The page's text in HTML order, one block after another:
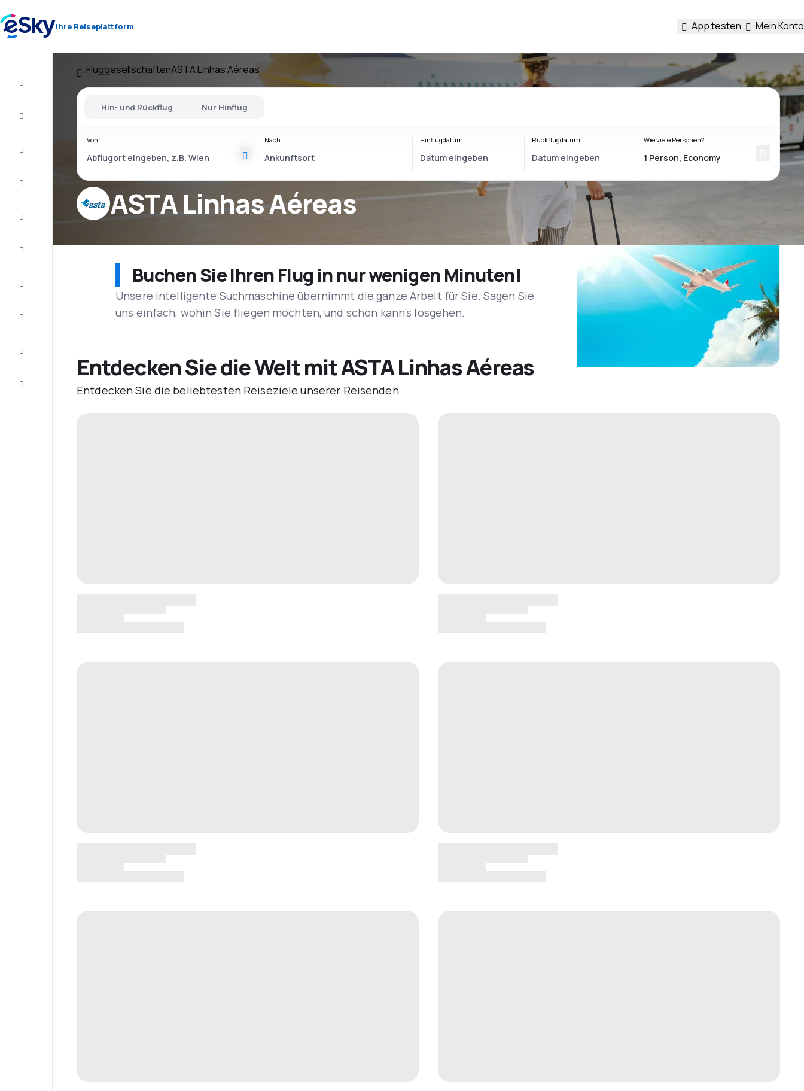
Ihre Reiseplattform App testen Mein Konto
Kundenservice
FluggesellschaftenASTA Linhas Aéreas
ASTA Linhas Aéreas
Hin- und Rückflug Nur Hinflug
Von Nach Hinflugdatum Rückflugdatum Wie viele Personen?
Buchen Sie Ihren Flug in nur wenigen Minuten!
Unsere intelligente Suchmaschine übernimmt die ganze Arbeit für Sie. Sagen Sie
uns einfach, wohin Sie fliegen möchten, und schon kann’s losgehen.
Entdecken Sie die Welt mit ASTA Linhas Aéreas
Entdecken Sie die beliebtesten Reiseziele unserer Reisenden